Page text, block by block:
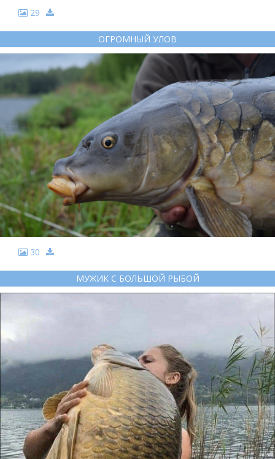
29
ОГРОМНЫЙ УЛОВ
30
МУЖИК С БОЛЬШОЙ РЫБОЙ